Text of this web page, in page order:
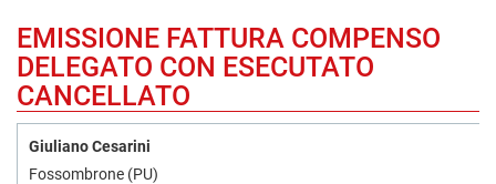
EMISSIONE FATTURA COMPENSO
DELEGATO CON ESECUTATO
CANCELLATO
Giuliano Cesarini
Fossombrone (PU)